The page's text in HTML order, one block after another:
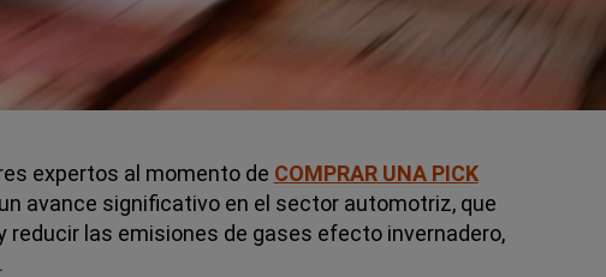
expertos al momento de COMPRAR UNA PICK
avance significativo en el sector automotriz, que
las emisiones de gases efecto invernadero,